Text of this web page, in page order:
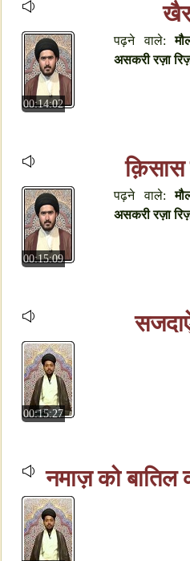
00:14:02
पढ़ने वाले:
असकरी रज़ा
क़िसास
00:15:09
पढ़ने वाले:
असकरी रज़ा
00:15:27
नमाज़ को बातिल